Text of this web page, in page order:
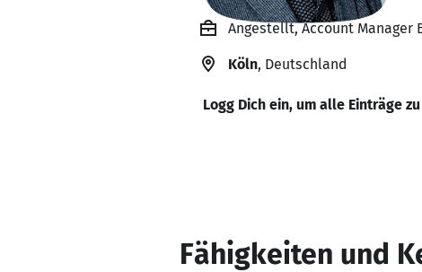
Angestellt, Account Manager
Köln, Deutschland
Logg Dich ein, um alle Einträge
Fähigkeiten und